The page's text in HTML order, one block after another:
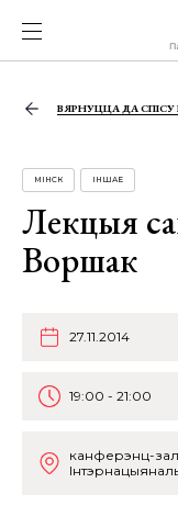
ВЯРНУЦЦА ДА СПІСУ
МІНСК ІНШАЕ
Лекцыя
Воршак
27.11.2014
19:00 - 21:00
канферэнц-